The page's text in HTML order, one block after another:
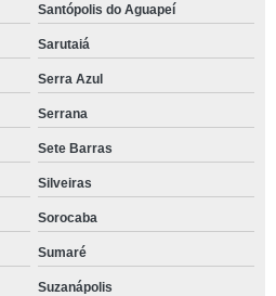
Santópolis do Aguapeí
Sarutaiá
Serra Azul
Serrana
Sete Barras
Silveiras
Sorocaba
Sumaré
Suzanápolis